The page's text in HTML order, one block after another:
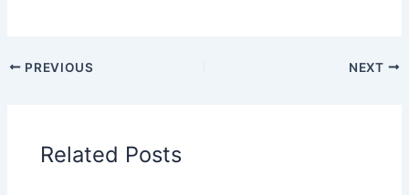
c a
A r
PREVIOUS NEXT
Related Posts